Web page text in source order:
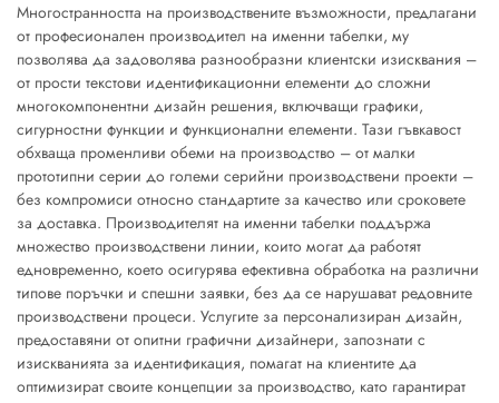
Многостранността на производствените възможности, предлагани
от професионален производител на именни табелки, му
позволява да задоволява разнообразни клиентски изисквания –
от прости текстови идентификационни елементи до сложни
многокомпонентни дизайн решения, включващи графики,
сигурностни функции и функционални елементи. Тази гъвкавост
обхваща променливи обеми на производство – от малки
прототипни серии до големи серийни производствени проекти –
без компромиси относно стандартите за качество или сроковете
за доставка. Производителят на именни табелки поддържа
множество производствени линии, които могат да работят
едновременно, което осигурява ефективна обработка на различни
типове поръчки и спешни заявки, без да се нарушават редовните
производствени процеси. Услугите за персонализиран дизайн,
предоставяни от опитни графични дизайнери, запознати с
изискванията за идентификация, помагат на клиентите да
оптимизират своите концепции за производство, като гарантират